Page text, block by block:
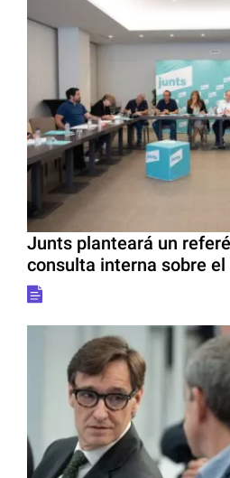
Junts planteará un
consulta interna sobre